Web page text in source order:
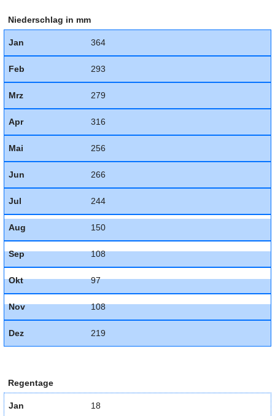
Niederschlag in mm
Jan 364
Feb 293
Mrz 279
Apr 316
Mai 256
Jun 266
Jul 244
Aug 150
Sep 108
Okt 97
Nov 108
Dez 219
Regentage
Jan 18